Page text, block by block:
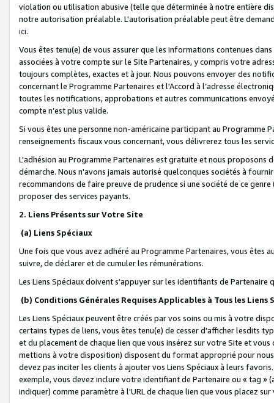
violation ou utilisation abusive (telle que déterminée à notre entière
notre autorisation préalable. L'autorisation préalable peut être
ici.
Vous êtes tenu(e) de vous assurer que les informations contenues
associées à votre compte sur le Site Partenaires, y compris votre
toujours complètes, exactes et à jour. Nous pouvons envoyer des
concernant le Programme Partenaires et l'Accord à l’adresse
toutes les notifications, approbations et autres communications
compte n’est plus valide.
Si vous êtes une personne non-américaine participant au
renseignements fiscaux vous concernant, vous délivrerez tous les
L'adhésion au Programme Partenaires est gratuite et nous proposons
démarche. Nous n'avons jamais autorisé quelconques sociétés à
recommandons de faire preuve de prudence si une société de ce
proposer des services payants.
2. Liens Présents sur Votre Site
(a) Liens Spéciaux
Une fois que vous avez adhéré au Programme Partenaires, vous êtes
suivre, de déclarer et de cumuler les rémunérations.
Les Liens Spéciaux doivent s'appuyer sur les identifiants de Partenaire
(b) Conditions Générales Requises Applicables à Tous les Liens
Les Liens Spéciaux peuvent être créés par vos soins ou mis à votre
certains types de liens, vous êtes tenu(e) de cesser d'afficher lesdits
et du placement de chaque lien que vous insérez sur votre Site et
mettions à votre disposition) disposent du format approprié pour
devez pas inciter les clients à ajouter vos Liens Spéciaux à leurs
exemple, vous devez inclure votre identifiant de Partenaire ou « tag
indiquer) comme paramètre à l'URL de chaque lien que vous placez